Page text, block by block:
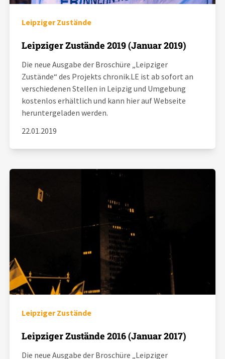
Leipziger Zustände
Leipziger Zustände 2019 (Januar 2019)
Die neue Ausgabe der Broschüre „Leipziger
Zustände“ des Projekts chronik.LE ist ab sofort an
verschiedenen Stellen in Leipzig und Umgebung
kostenlos erhältlich und kann hier auf Webseite
heruntergeladen werden.
22.01.2019
Leipziger Zustände
Leipziger Zustände 2016 (Januar 2017)
Die neue Ausgabe der Broschüre „Leipziger